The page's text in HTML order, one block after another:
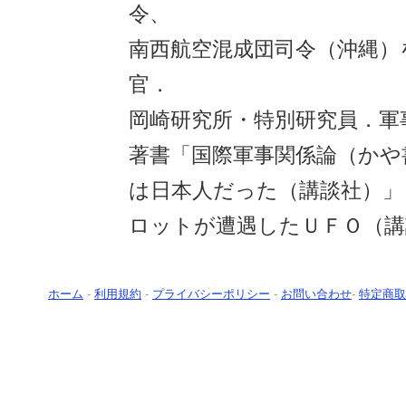
令、
南西航空混成団司令（沖縄
官．
岡崎研究所・特別研究員．
著書「国際軍事関係論（か
は日本人だった（講談社）
ロットが遭遇したＵＦＯ（
ホーム - 利用規約 - プライバシーポリシー - お問い合わせ- 特定商